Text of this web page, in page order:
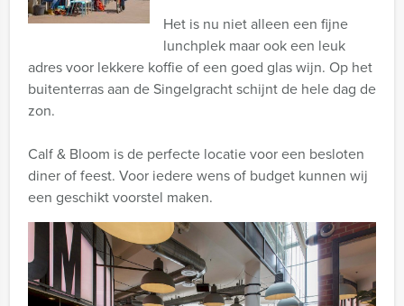
Het is nu niet alleen een fijne
lunchplek maar ook een leuk
adres voor lekkere koffie of een goed glas wijn. Op het
buitenterras aan de Singelgracht schijnt de hele dag de
zon.
Calf & Bloom is de perfecte locatie voor een besloten
diner of feest. Voor iedere wens of budget kunnen wij
een geschikt voorstel maken.